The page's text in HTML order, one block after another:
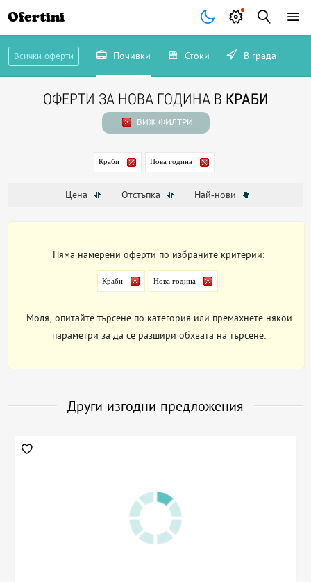
Ofertini
Всички оферти Почивки Стоки В града
ОФЕРТИ ЗА НОВА ГОДИНА В КРАБИ
ВИЖ ФИЛТРИ
Краби Нова година
Цена Отстъпка Най-нови
Няма намерени оферти по избраните критерии:
Краби Нова година
Моля, опитайте търсене по категория или премахнете някои
параметри за да се разшири обхвата на търсене.
Други изгодни предложения